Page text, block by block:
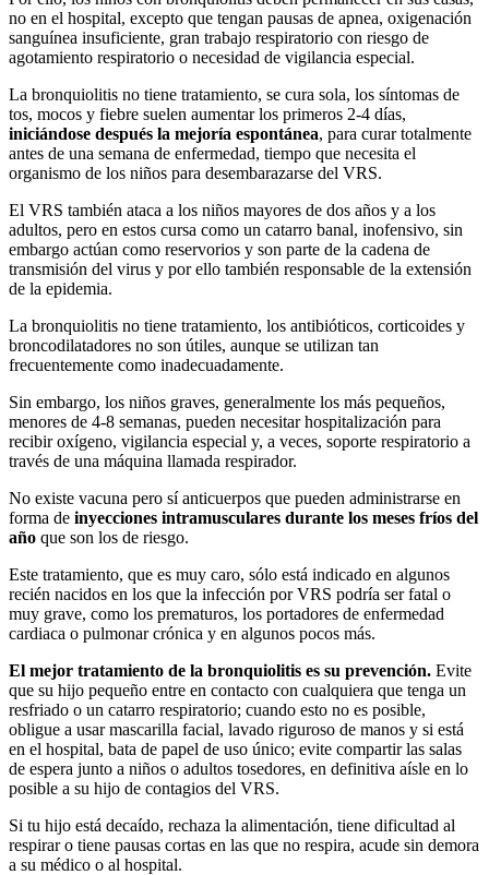
no en el hospital, excepto que tengan pausas de apnea, oxigenación
sanguínea insuficiente, gran trabajo respiratorio con riesgo de
agotamiento respiratorio o necesidad de vigilancia especial.
La bronquiolitis no tiene tratamiento, se cura sola, los síntomas de
tos, mocos y fiebre suelen aumentar los primeros 2-4 días,
iniciándose después la mejoría espontánea, para curar totalmente
antes de una semana de enfermedad, tiempo que necesita el
organismo de los niños para desembarazarse del VRS.
El VRS también ataca a los niños mayores de dos años y a los
adultos, pero en estos cursa como un catarro banal, inofensivo, sin
embargo actúan como reservorios y son parte de la cadena de
transmisión del virus y por ello también responsable de la extensión
de la epidemia.
La bronquiolitis no tiene tratamiento, los antibióticos, corticoides y
broncodilatadores no son útiles, aunque se utilizan tan
frecuentemente como inadecuadamente.
Sin embargo, los niños graves, generalmente los más pequeños,
menores de 4-8 semanas, pueden necesitar hospitalización para
recibir oxígeno, vigilancia especial y, a veces, soporte respiratorio a
través de una máquina llamada respirador.
No existe vacuna pero sí anticuerpos que pueden administrarse en
forma de inyecciones intramusculares durante los meses fríos del
año que son los de riesgo.
Este tratamiento, que es muy caro, sólo está indicado en algunos
recién nacidos en los que la infección por VRS podría ser fatal o
muy grave, como los prematuros, los portadores de enfermedad
cardiaca o pulmonar crónica y en algunos pocos más.
El mejor tratamiento de la bronquiolitis es su prevención. Evite
que su hijo pequeño entre en contacto con cualquiera que tenga un
resfriado o un catarro respiratorio; cuando esto no es posible,
obligue a usar mascarilla facial, lavado riguroso de manos y si está
en el hospital, bata de papel de uso único; evite compartir las salas
de espera junto a niños o adultos tosedores, en definitiva aísle en lo
posible a su hijo de contagios del VRS.
Si tu hijo está decaído, rechaza la alimentación, tiene dificultad al
respirar o tiene pausas cortas en las que no respira, acude sin demora
a su médico o al hospital.